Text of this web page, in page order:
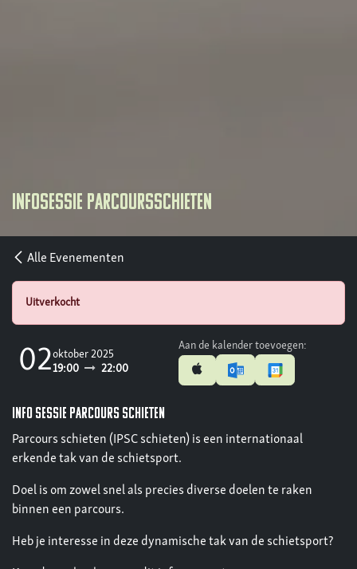
Infosessie parcoursschieten
Alle Evenementen
Uitverkocht
02oktober 2025
19:00
22:00
Aan de kalender toevoegen:
info sessie parcours schieten
Parcours schieten (IPSC schieten) is een internationaal
erkende tak van de schietsport.
Doel is om zowel snel als precies diverse doelen te raken
binnen een parcours.
Heb je interesse in deze dynamische tak van de schietsport?